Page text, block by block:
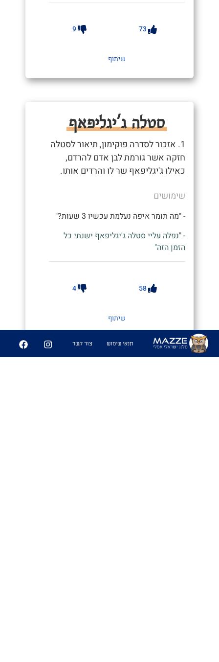
73
9
שיתוף
סטלה ג'יגליפאף
1. אזכור לסדרה פוקימון, תיאור לסטלה
חזקה אשר גורמת לבן אדם להרדם,
כאילו ג'יגליפאף שר לו והרדים אותו.
שימושים
- "מה תומר איפה נעלמת עכשיו 3 שעות?"
- "נפלה עליי סטלה ג'יגליפאף ישנתי כל
הזמן הזה"
58
4
שיתוף
תנאי שימוש צור קשר